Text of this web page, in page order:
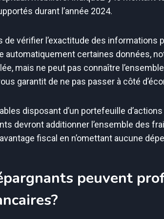
durant l’année 2024.
de vérifier l’exactitude des informations
automatiquement certaines données,
mais ne peut pas connaître
garantit de ne pas passer à côté
disposant d’un portefeuille
devront additionner l’ensemble des
fiscal en n’omettant aucune
peuvent